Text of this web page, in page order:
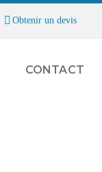
Obtenir un devis
CONTACT